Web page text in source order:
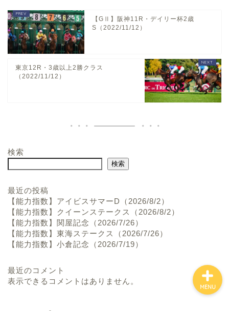
【GⅡ】阪神11R・デイリー杯2歳
S（2022/11/12）
東京12R・3歳以上2勝クラス
（2022/11/12）
検索
検索
最近の投稿
【能力指数】アイビスサマーD（2026/8/2）
【能力指数】クイーンステークス（2026/8/2）
【能力指数】関屋記念（2026/7/26）
【能力指数】東海ステークス（2026/7/26）
【能力指数】小倉記念（2026/7/19）
最近のコメント
表示できるコメントはありません。
MENU
プロフィール